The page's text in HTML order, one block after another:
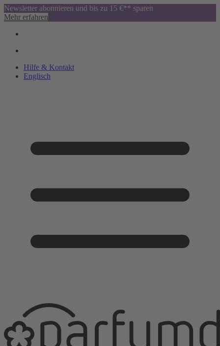
Newsletter abonnieren und bis zu 15 €** sparen
Mehr erfahren
Hilfe & Kontakt
Englisch